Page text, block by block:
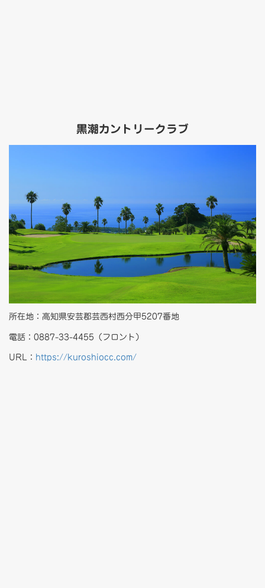
黒潮カントリークラブ
所在地：高知県安芸郡芸西村西分甲5207番地
電話：0887-33-4455（フロント）
URL： https://kuroshiocc.com/